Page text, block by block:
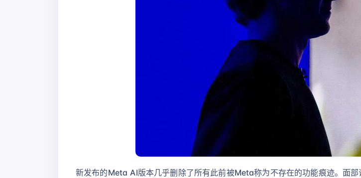
新发布的Meta AI版本几乎删除了所有此前被Meta称为不存在的功能痕迹。面